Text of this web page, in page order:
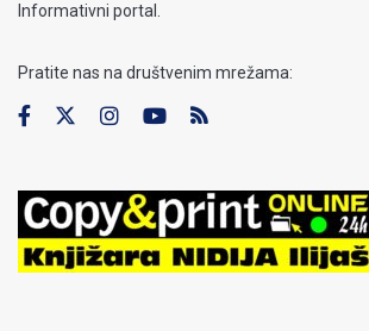
Informativni portal.
Pratite nas na društvenim mrežama: